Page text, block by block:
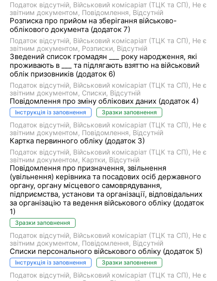
Податок відсутній Військовий комісаріат (ТЦК та СП) Не є
звітним документом Повідомлення Відсутній
Розписка про прийом на зберігання військово-
облікового документа (додаток 7)
Податок відсутній Військовий комісаріат (ТЦК та СП) Не є
звітним документом Розписки Відсутній
Зведений список громадян ___ року народження, які
проживають в ___ та підлягають взяттю на військовий
облік призовників (додаток 6)
Податок відсутній Військовий комісаріат (ТЦК та СП) Не є
звітним документом Списки Відсутній
Повідомлення про зміну облікових даних (додаток 4)
Інструкція із заповнення Зразки заповнення
Податок відсутній Військовий комісаріат (ТЦК та СП) Не є
звітним документом Повідомлення Відсутній
Картка первинного обліку (додаток 3)
Податок відсутній Військовий комісаріат (ТЦК та СП) Не є
звітним документом Картки Відсутній
Повідомлення про призначення, звільнення
(увільнення) керівника та посадових осіб державного
органу, органу місцевого самоврядування,
підприємства, установи та організації, відповідальних
за організацію та ведення військового обліку (додаток
1)
Зразки заповнення
Податок відсутній Військовий комісаріат (ТЦК та СП) Не є
звітним документом Повідомлення Відсутній
Списки персонального військового обліку (додаток 5)
Інструкція із заповнення Зразки заповнення
Податок відсутній Військовий комісаріат (ТЦК та СП) Не є